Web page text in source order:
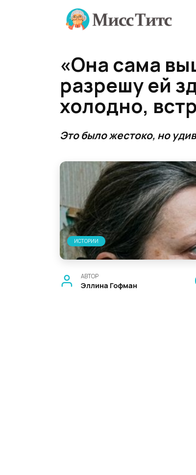
«Она сама
разрешу ей
холодно,
Это было жестоко, но
ИСТОРИИ
АВТОР
Эллина Гофман